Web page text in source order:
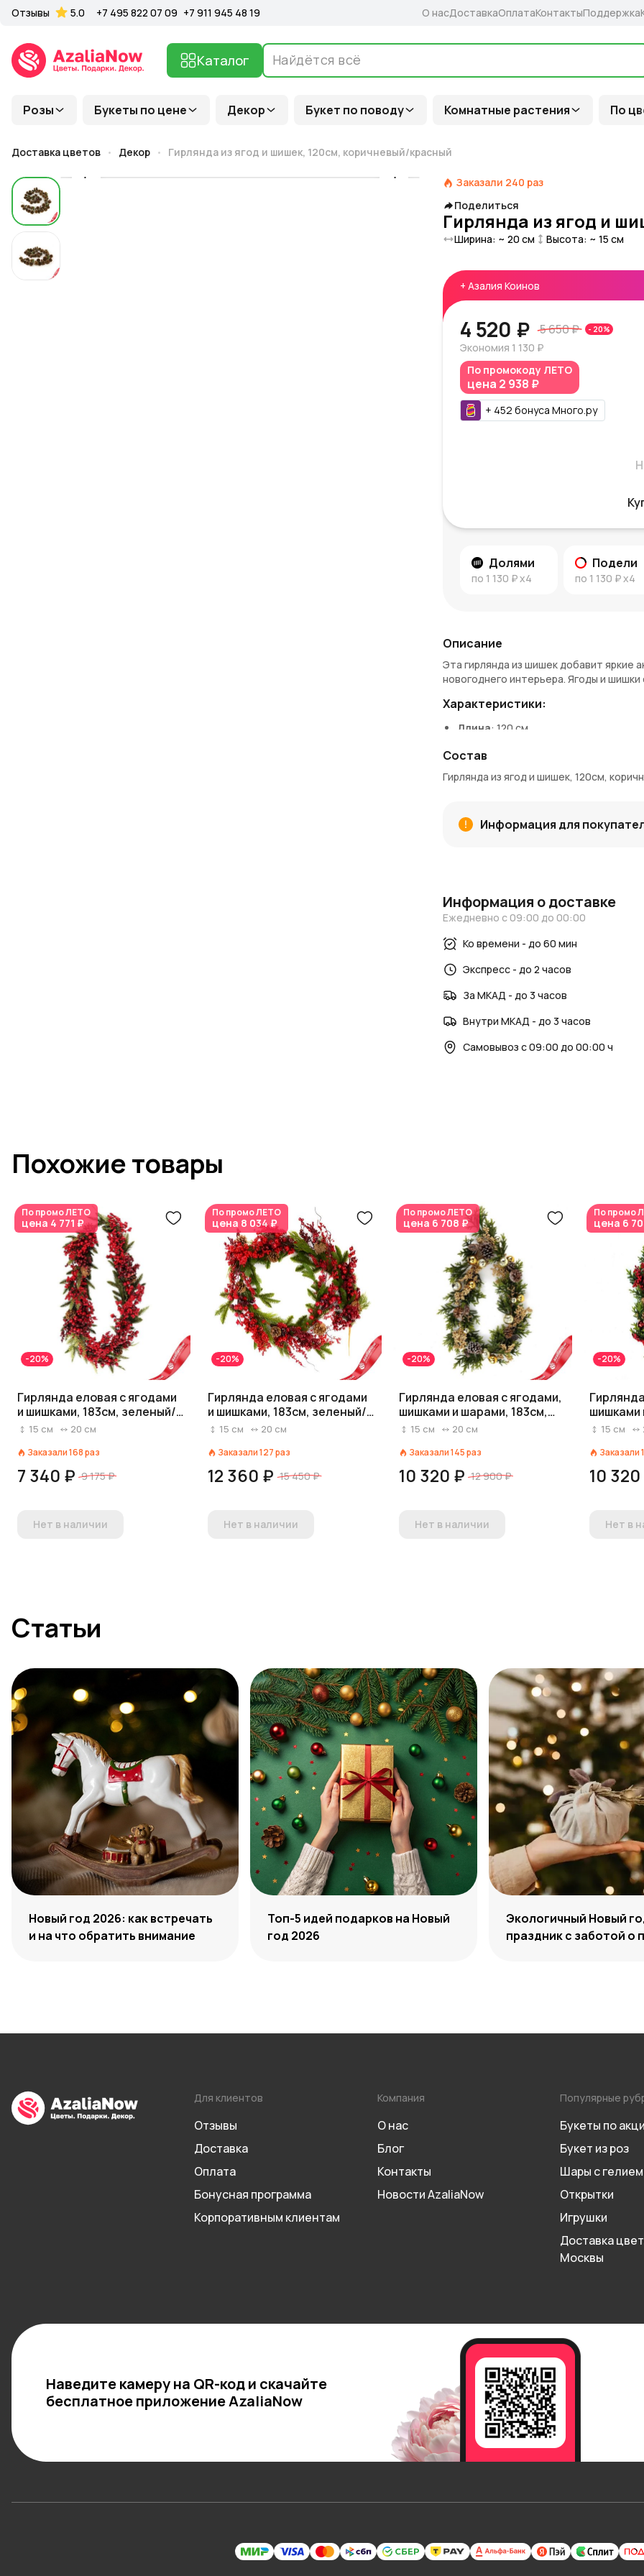
Розы Букеты по цене Декор Букет по поводу Комнатные растения По
Каталог
Отзывы 5.0 +7 495 822 07 09 +7 911 945 48 19 О насДоставкаОплатаКонтактыПоддержка
Доставка цветов Декор Гирлянда из ягод и шишек, 120см, коричневый/красный
Заказали 240 раз
Поделиться
Гирлянда из ягод и
Ширина: ~ 20 см Высота: ~ 15 см
+ Азалия Коинов
4 520 ₽ 5 650 ₽ - 20%
Экономия 1 130 ₽
По промокоду ЛЕТО
цена 2 938 ₽
+ 452 бонуса Много.ру
Долями
по 1 130 ₽x4
Подели
по 1 130 ₽x4
Описание
Эта гирлянда из шишек добавит яркие
новогоднего интерьера. Ягоды и
Характеристики:
Длина: 120 см
Материал
Преимущества:
Легкий и прочный материал для
Идеально подходит для создания
Используйте как акцентный элемент
Создайте изысканный декор для
Эта гирлянда станет центральным
ШтрихКод: 4627197614795; Цвет:
КИТАЙ; Метка категории: Сезонные
Состав
Гирлянда из ягод и шишек, 120см,
Информация для
Информация о доставке
Ежедневно с 09:00 до 00:00
Ко времени - до 60 мин
Экспресс - до 2 часов
За МКАД - до 3 часов
Внутри МКАД - до 3 часов
Самовывоз с 09:00 до 00:00 ч
Похожие товары
По промоЛЕТО
цена 4 771 ₽
-20%
Гирлянда еловая с ягодами
и шишками, 183см, зеленый/
красный, вид 2
15 см 20 см
Заказали168раз
7 340 ₽ 9 175 ₽
Нет в наличии
По промоЛЕТО
цена 8 034 ₽
-20%
Гирлянда еловая с ягодами
и шишками, 183см, зеленый/
красный, вид 3
15 см 20 см
Заказали127раз
12 360 ₽ 15 450 ₽
Нет в наличии
По промоЛЕТО
цена 6 708 ₽
-20%
Гирлянда еловая с ягодами,
шишками и шарами, 183см,
зеленый/золотой
15 см 20 см
Заказали145раз
10 320 ₽ 12 900 ₽
Нет в наличии
По промо
цена 6
-20%
шишками
зеленый/
15 см
Заказали
10
Нет в
Статьи
Новый год 2026: как встречать
и на что обратить внимание
Топ-5 идей подарков на Новый
год 2026
Экологичный Новый
праздник с заботой о
Для клиентов
Отзывы
Доставка
Оплата
Бонусная программа
Корпоративным клиентам
Компания
О нас
Блог
Контакты
Новости AzaliaNow
Популярные
Букеты по
Букет из роз
Шары с гелием
Открытки
Игрушки
Доставка
Москвы
Наведите камеру на QR-код и скачайте
бесплатное приложение AzaliaNow